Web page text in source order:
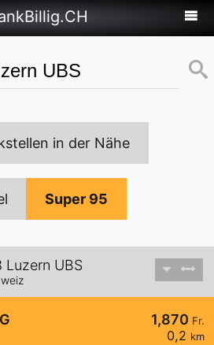
in der Nähe
Super 95
Luzern UBS
1,870 Fr.
0,2 km